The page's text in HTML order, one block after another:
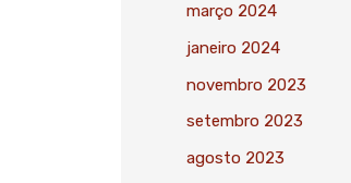
março 2024
janeiro 2024
novembro 2023
setembro 2023
agosto 2023